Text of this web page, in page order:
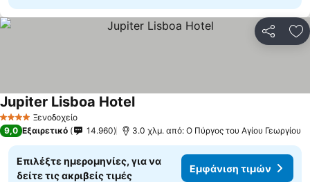
4 ΑστέριαΞενοδοχείο
Jupiter Lisboa HotelΕμφάνιση τιμών
9,0 Εξαιρετικό 14.960 3.0 χλμ. από: Ο Πύργος του Αγίου Γεωργίου
Επιλέξτε ημερομηνίες, για να
δείτε τις ακριβείς τιμές
Εμφάνιση τιμών